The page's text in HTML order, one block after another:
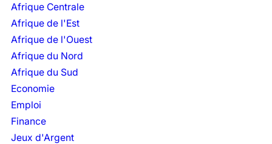
v
Afrique Centrale
Afrique de l'Est
Afrique de l'Ouest
Afrique du Nord
Afrique du Sud
Economie
Emploi
Finance
Jeux d'Argent